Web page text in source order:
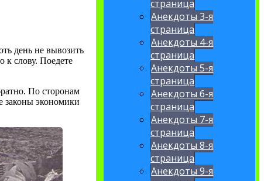
день не вывозить
к слову. Поедете
По сторонам
законы экономики
страница
Анекдоты 3-я
страница
Анекдоты 4-я
страница
Анекдоты 5-я
страница
Анекдоты 6-я
страница
Анекдоты 7-я
страница
Анекдоты 8-я
страница
Анекдоты 9-я